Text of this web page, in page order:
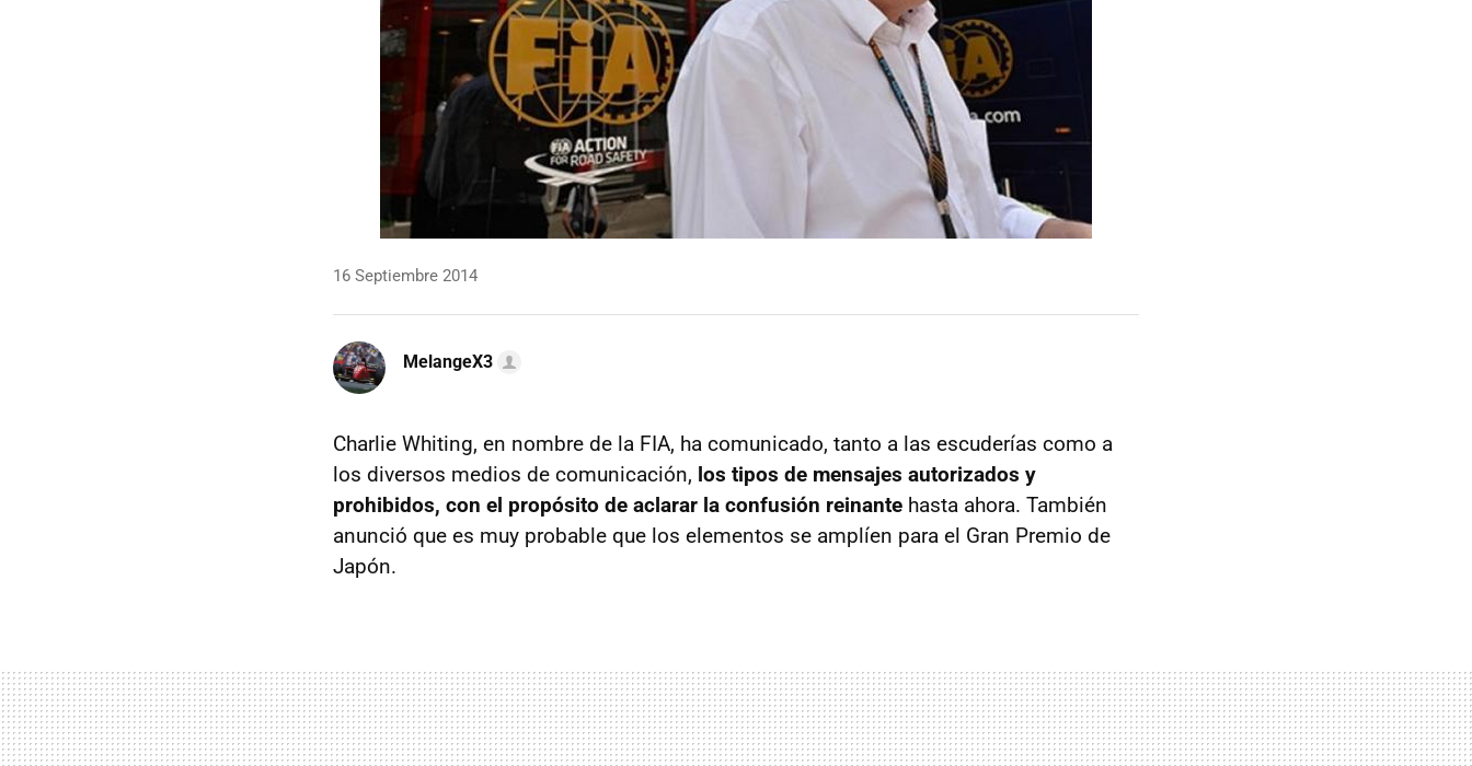
16 Septiembre 2014
MelangeX3
Charlie Whiting, en nombre de la FIA, ha comunicado, tanto a las escuderías como a
los diversos medios de comunicación, los tipos de mensajes autorizados y
prohibidos, con el propósito de aclarar la confusión reinante hasta ahora. También
anunció que es muy probable que los elementos se amplíen para el Gran Premio de
Japón.